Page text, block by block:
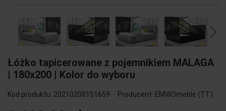
Łóżko tapicerowane z pojemnikiem MALAGA
| 180x200 | Kolor do wyboru
Kod produktu: 20210208151659 Producent: EMWOmeble (TT)